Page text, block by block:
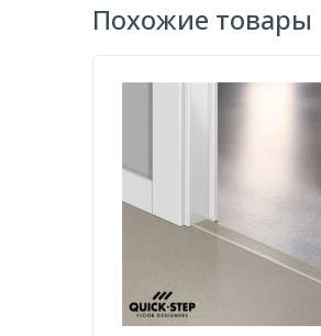
Похожие товары